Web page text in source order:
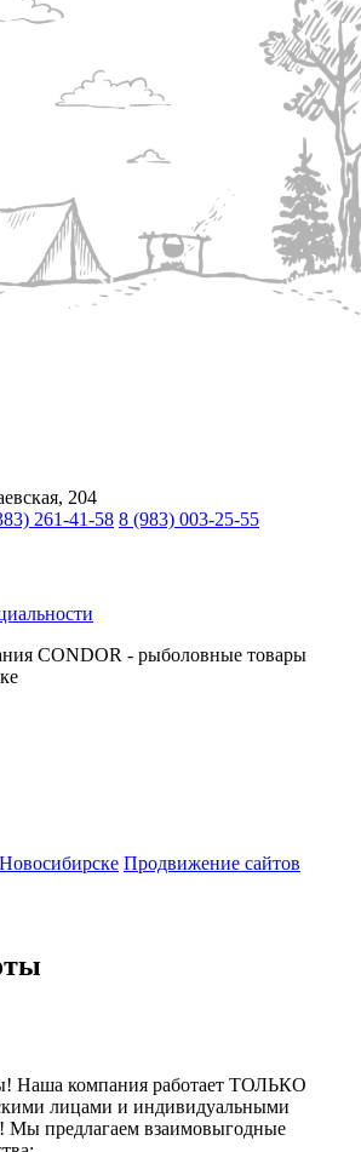
204
261-41-58 8 (983) 003-25-55
CONDOR - рыболовные товары
Продвижение сайтов
Наша компания работает ТОЛЬКО
лицами и индивидуальными
Мы предлагаем взаимовыгодные